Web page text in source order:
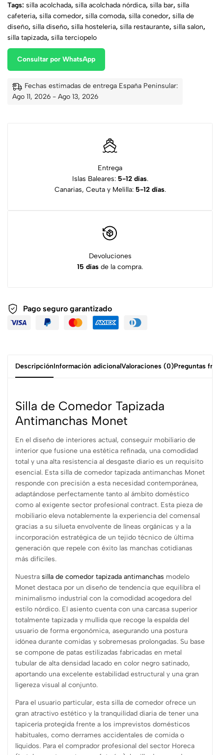
Tags: silla acolchada, silla acolchada nórdica, silla bar, silla
cafeteria, silla comedor, silla comoda, silla conedor, silla de
diseño, silla diseño, silla hosteleria, silla restaurante, silla salon,
silla tapizada, silla terciopelo
Consultar por WhatsApp
Fechas estimadas de entrega España Peninsular:
Ago 11, 2026 - Ago 13, 2026
Entrega
Islas Baleares: 5-12 días.
Canarias, Ceuta y Melilla: 5-12 días.
Devoluciones
15 días de la compra.
Pago seguro garantizado
DescripciónInformación adicionalValoraciones (0)Preguntas
Silla de Comedor Tapizada
Antimanchas Monet
En el diseño de interiores actual, conseguir mobiliario de
interior que fusione una estética refinada, una comodidad
total y una alta resistencia al desgaste diario es un requisito
esencial. Esta silla de comedor tapizada antimanchas Monet
responde con precisión a esta necesidad contemporánea,
adaptándose perfectamente tanto al ámbito doméstico
como al exigente sector profesional contract. Esta pieza de
mobiliario eleva notablemente la experiencia del comensal
gracias a su silueta envolvente de líneas orgánicas y a la
incorporación estratégica de un tejido técnico de última
generación que repele con éxito las manchas cotidianas
más difíciles.
Nuestra silla de comedor tapizada antimanchas modelo
Monet destaca por un diseño de tendencia que equilibra el
minimalismo industrial con la comodidad acogedora del
estilo nórdico. El asiento cuenta con una carcasa superior
totalmente tapizada y mullida que recoge la espalda del
usuario de forma ergonómica, asegurando una postura
idónea durante comidas y sobremesas prolongadas. Su base
se compone de patas estilizadas fabricadas en metal
tubular de alta densidad lacado en color negro satinado,
aportando una excelente estabilidad estructural y una gran
ligereza visual al conjunto.
Para el usuario particular, esta silla de comedor ofrece un
gran atractivo estético y la tranquilidad diaria de tener una
tapicería protegida frente a los imprevistos domésticos
habituales, como derrames accidentales de comida o
líquidos. Para el comprador profesional del sector Horeca